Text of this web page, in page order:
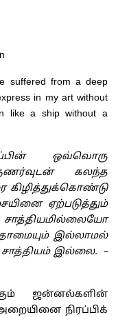
suffered from a deep
in my art without
like a ship without a
ஒவ்வொரு
கலந்த
கிழித்துக்கொண்டு
ஏற்படுத்தும்
சாத்தியமில்லையோ
இல்லாமல்
இல்லை. –
ஜன்னல்களின்
நிரப்பிக்